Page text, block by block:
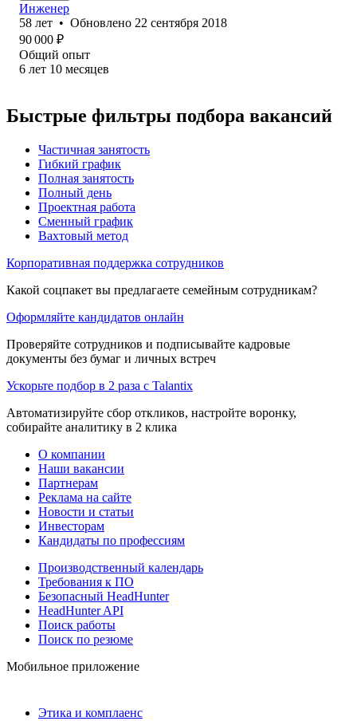
Инженер
58 лет • Обновлено 22 сентября 2018
90 000 ₽
Общий опыт
6 лет 10 месяцев
Быстрые фильтры подбора вакансий
Частичная занятость
Гибкий график
Полная занятость
Полный день
Проектная работа
Сменный график
Вахтовый метод
Корпоративная поддержка сотрудников
Какой соцпакет вы предлагаете семейным сотрудникам?
Оформляйте кандидатов онлайн
Проверяйте сотрудников и подписывайте кадровые
документы без бумаг и личных встреч
Ускорьте подбор в 2 раза с Talantix
Автоматизируйте сбор откликов, настройте воронку,
собирайте аналитику в 2 клика
О компании
Наши вакансии
Партнерам
Реклама на сайте
Новости и статьи
Инвесторам
Кандидаты по профессиям
Производственный календарь
Требования к ПО
Безопасный HeadHunter
HeadHunter API
Поиск работы
Поиск по резюме
Мобильное приложение
Этика и комплаенс